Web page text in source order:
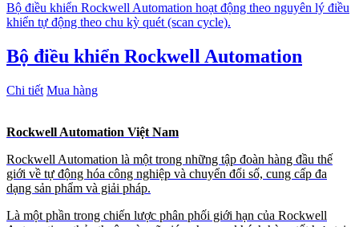
Bộ điều khiển Rockwell Automation hoạt động theo nguyên lý điều
khiển tự động theo chu kỳ quét (scan cycle).
Bộ điều khiển Rockwell Automation
Chi tiết Mua hàng
Rockwell Automation Việt Nam
Rockwell Automation là một trong những tập đoàn hàng đầu thế
giới về tự động hóa công nghiệp và chuyển đổi số, cung cấp đa
dạng sản phẩm và giải pháp.
Là một phần trong chiến lược phân phối giới hạn của Rockwell